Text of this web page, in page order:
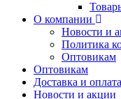
О компании
Новости и
Политика
Оптовикам
Оптовикам
Доставка и оплата
Новости и акции